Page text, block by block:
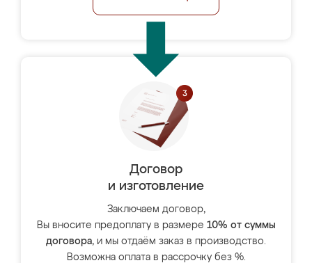
Договор
и изготовление
Заключаем договор,
Вы вносите предоплату в размере 10% от суммы
договора, и мы отдаём заказ в производство.
Возможна оплата в рассрочку без %.